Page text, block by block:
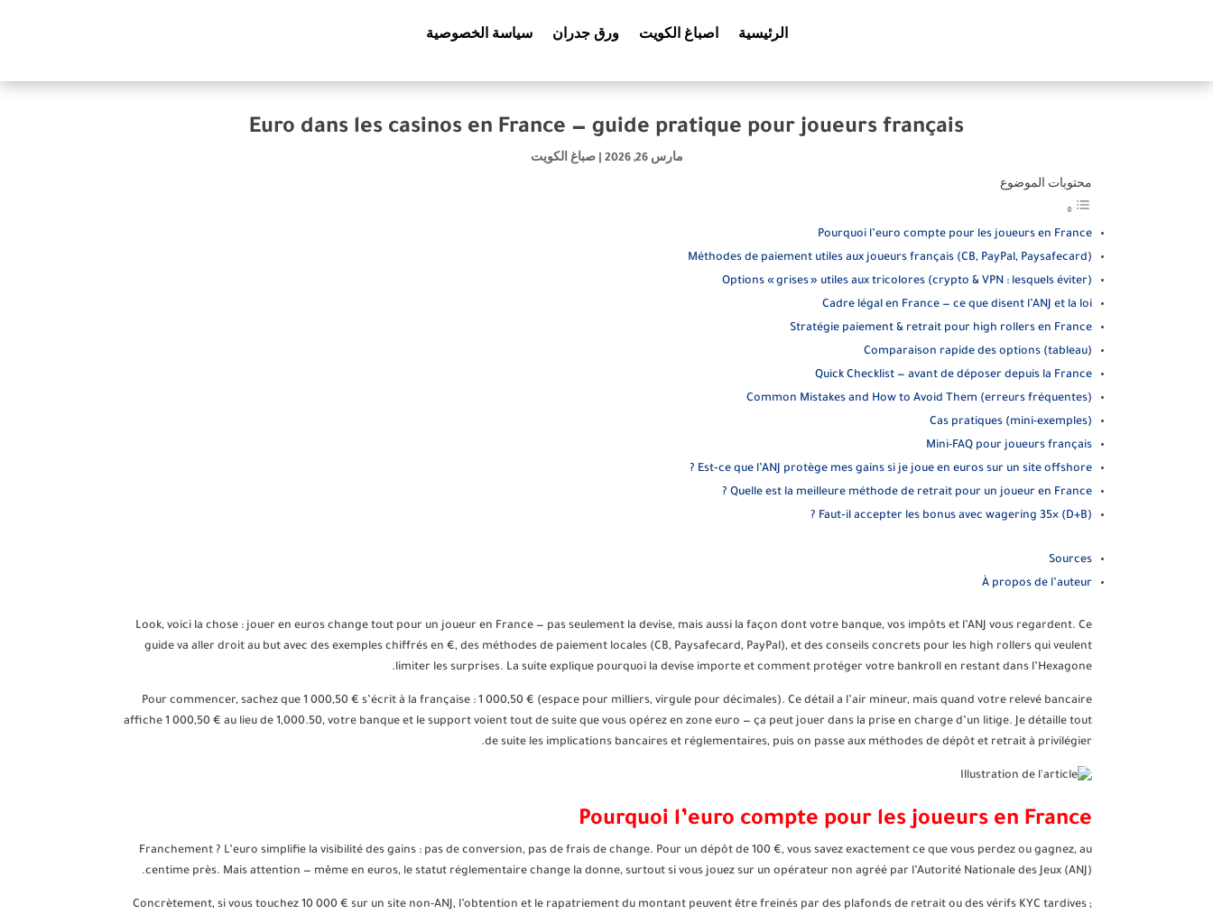
الرئيسية اصباغ الكويت ورق جدران سياسة الخصوصية
Euro dans les casinos en France — guide pratique pour joueurs français
مارس 26, 2026 |صباغ الكويت
محتويات الموضوع
Pourquoi l’euro compte pour les joueurs en France
Méthodes de paiement utiles aux joueurs français (CB, PayPal, Paysafecard)
Options « grises » utiles aux tricolores (crypto & VPN : lesquels éviter)
Cadre légal en France — ce que disent l’ANJ et la loi
Stratégie paiement & retrait pour high rollers en France
Comparaison rapide des options (tableau)
Quick Checklist — avant de déposer depuis la France
Common Mistakes and How to Avoid Them (erreurs fréquentes)
Cas pratiques (mini-exemples)
Mini-FAQ pour joueurs français
Est‑ce que l’ANJ protège mes gains si je joue en euros sur un site offshore ?
Quelle est la meilleure méthode de retrait pour un joueur en France ?
Faut‑il accepter les bonus avec wagering 35× (D+B) ?
Sources
À propos de l’auteur
Look, voici la chose : jouer en euros change tout pour un joueur en France — pas seulement la devise, mais aussi la façon dont votre banque, vos impôts et l’ANJ vous regardent. Ce
guide va aller droit au but avec des exemples chiffrés en €, des méthodes de paiement locales (CB, Paysafecard, PayPal), et des conseils concrets pour les high rollers qui veulent
limiter les surprises. La suite explique pourquoi la devise importe et comment protéger votre bankroll en restant dans l’Hexagone.
Pour commencer, sachez que 1 000,50 € s’écrit à la française : 1 000,50 € (espace pour milliers, virgule pour décimales). Ce détail a l’air mineur, mais quand votre relevé bancaire
affiche 1 000,50 € au lieu de 1,000.50, votre banque et le support voient tout de suite que vous opérez en zone euro — ça peut jouer dans la prise en charge d’un litige. Je détaille tout
de suite les implications bancaires et réglementaires, puis on passe aux méthodes de dépôt et retrait à privilégier.
Pourquoi l’euro compte pour les joueurs en France
Franchement ? L’euro simplifie la visibilité des gains : pas de conversion, pas de frais de change. Pour un dépôt de 100 €, vous savez exactement ce que vous perdez ou gagnez, au
centime près. Mais attention — même en euros, le statut réglementaire change la donne, surtout si vous jouez sur un opérateur non agréé par l’Autorité Nationale des Jeux (ANJ).
Concrètement, si vous touchez 10 000 € sur un site non-ANJ, l’obtention et le rapatriement du montant peuvent être freinés par des plafonds de retrait ou des vérifs KYC tardives ;